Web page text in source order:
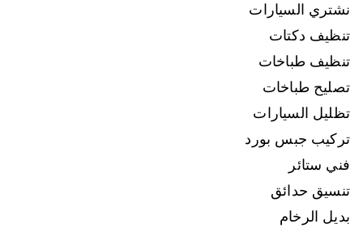
نشتري السيارات
تنظيف دكتات
تنظيف طباخات
تصليح طباخات
تظليل السيارات
تركيب جبس بورد
فني ستائر
تنسيق حدائق
بديل الرخام